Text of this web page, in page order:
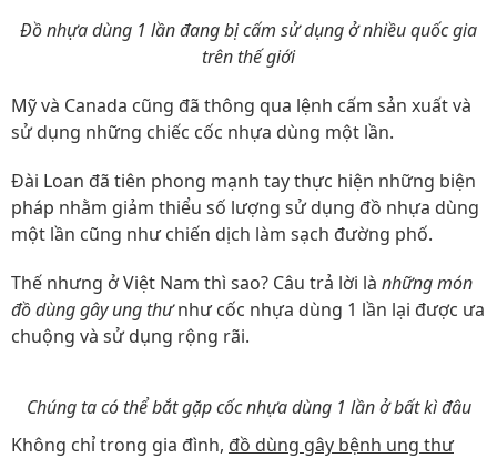
Đồ nhựa dùng 1 lần đang bị cấm sử dụng ở nhiều quốc gia
trên thế giới
Mỹ và Canada cũng đã thông qua lệnh cấm sản xuất và
sử dụng những chiếc cốc nhựa dùng một lần.
Đài Loan đã tiên phong mạnh tay thực hiện những biện
pháp nhằm giảm thiểu số lượng sử dụng đồ nhựa dùng
một lần cũng như chiến dịch làm sạch đường phố.
Thế nhưng ở Việt Nam thì sao? Câu trả lời là những món
đồ dùng gây ung thưnhư cốc nhựa dùng 1 lần lại được ưa
chuộng và sử dụng rộng rãi.
Chúng ta có thể bắt gặp cốc nhựa dùng 1 lần ở bất kì đâu
Không chỉ trong gia đình, đồ dùng gây bệnh ung thư